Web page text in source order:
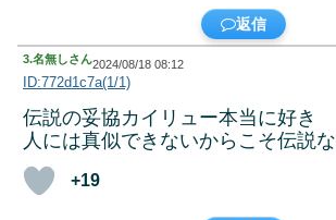
返信
3.名無しさん2024/08/18 08:12
ID:772d1c7a(1/1)
伝説の妥協カイリュー本当に好き
人には真似できないからこそ伝説
+19